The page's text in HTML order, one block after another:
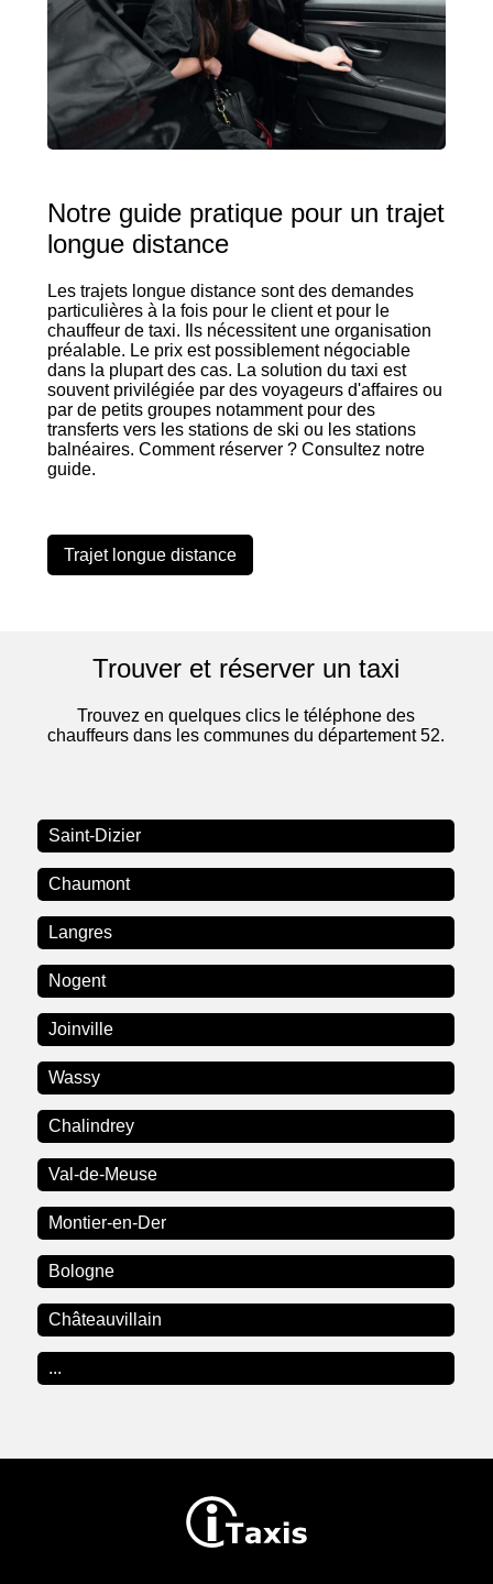
Notre guide pratique pour un trajet
longue distance
Les trajets longue distance sont des demandes
particulières à la fois pour le client et pour le
chauffeur de taxi. Ils nécessitent une organisation
préalable. Le prix est possiblement négociable
dans la plupart des cas. La solution du taxi est
souvent privilégiée par des voyageurs d'affaires ou
par de petits groupes notamment pour des
transferts vers les stations de ski ou les stations
balnéaires. Comment réserver ? Consultez notre
guide.
Trajet longue distance
Trouver et réserver un taxi
Trouvez en quelques clics le téléphone des
chauffeurs dans les communes du département 52.
Saint-Dizier
Chaumont
Langres
Nogent
Joinville
Wassy
Chalindrey
Val-de-Meuse
Montier-en-Der
Bologne
Châteauvillain
...